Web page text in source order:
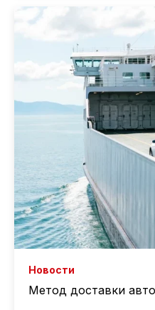
Новости
Метод доставки